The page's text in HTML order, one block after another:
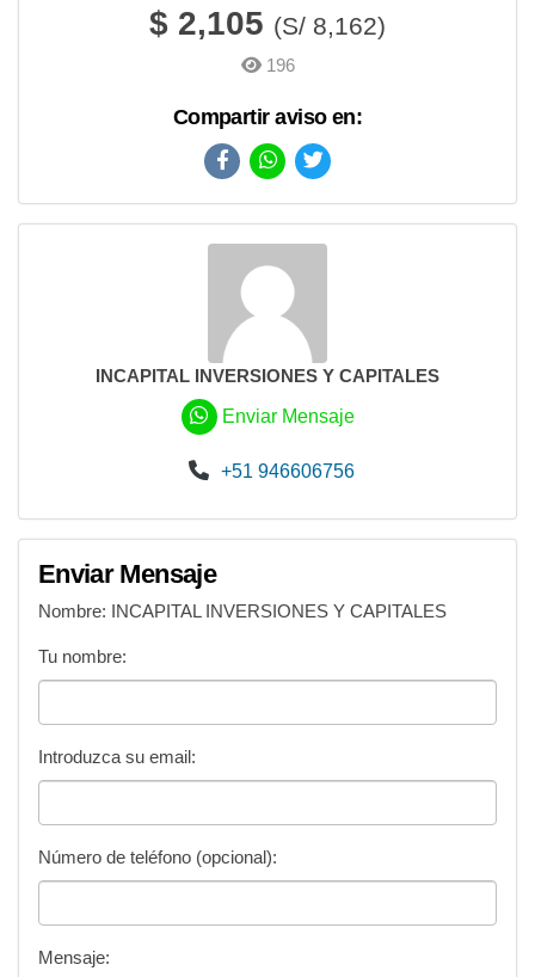
$ 2,105
196
Compartir aviso en:
INCAPITAL INVERSIONES Y CAPITALES
Enviar Mensaje
+51 946606756
Nombre: INCAPITAL INVERSIONES Y CAPITALES
Tu nombre:
Introduzca su email:
Número de teléfono (opcional):
Mensaje: